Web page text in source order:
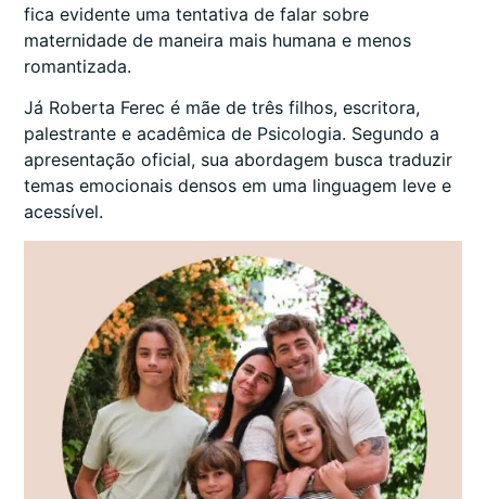
fica evidente uma tentativa de falar sobre
maternidade de maneira mais humana e menos
romantizada.
Já Roberta Ferec é mãe de três filhos, escritora,
palestrante e acadêmica de Psicologia. Segundo a
apresentação oficial, sua abordagem busca traduzir
temas emocionais densos em uma linguagem leve e
acessível.